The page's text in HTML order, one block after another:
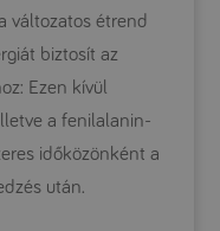
változatos étrend
biztosít az
Ezen kívül
a fenilalanin-
időközönként a
után.